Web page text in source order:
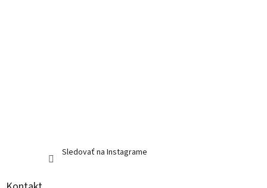
Sledovať na Instagrame